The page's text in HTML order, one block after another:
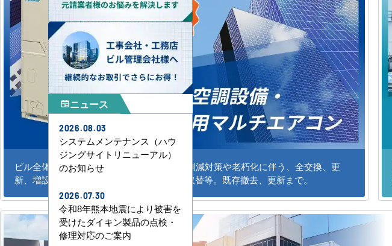
ビル全体のシステム空調の新規導入、CO2削減対策や老朽化に伴う、全交換、更
新、増設。水冷式、ガスエアコンの更新、取替等。既存撤去、更新まで。
newspaperニュース
2026.08.03
システムメンテナンス（ハウ
ジングサイトリニューアル）
のお知らせ
2026.07.30
令和8年熊本地震により被害を
受けたダイキン製品の点検・
修理対応のご案内